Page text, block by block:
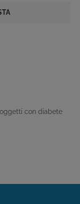
con diabete